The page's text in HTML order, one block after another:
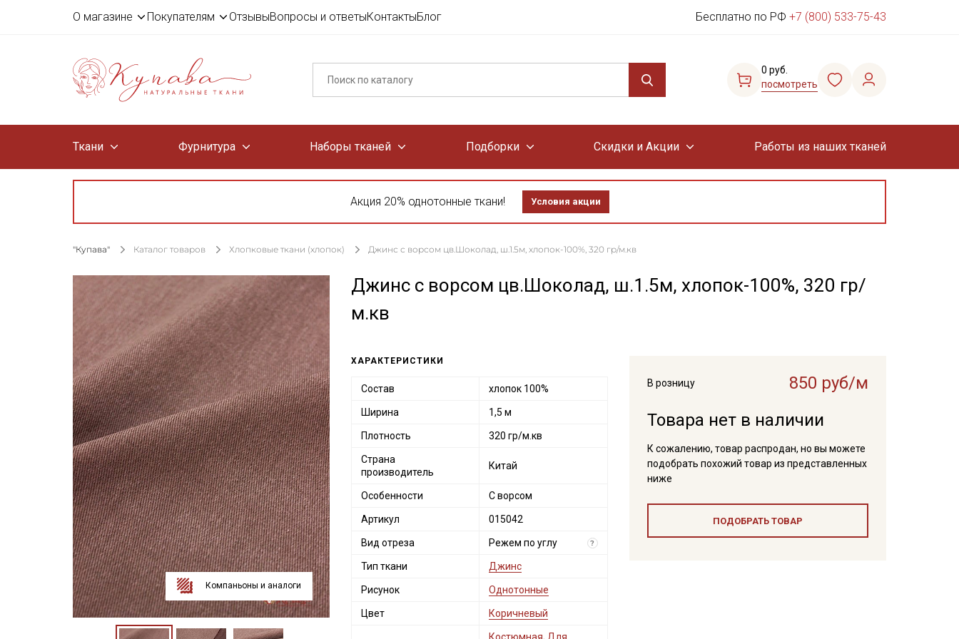
О магазине Покупателям ОтзывыВопросы и ответыКонтактыБлог Бесплатно по РФ +7 (800) 533-75-43
0 руб.
посмотреть
Ткани Фурнитура Наборы тканей Подборки Скидки и Акции Работы из наших тканей
Акция 20% однотонные ткани! Условия акции
"Купава" Каталог товаров Хлопковые ткани (хлопок) Джинс с ворсом цв.Шоколад, ш.1.5м, хлопок-100%, 320 гр/м.кв
Компаньоны и аналоги
Джинс с ворсом цв.Шоколад, ш.1.5м, хлопок-100%, 320 гр/
м.кв
В розницу
850 руб/м
Товара нет в наличии
К сожалению, товар распродан, но вы можете
подобрать похожий товар из представленных
ниже
ПОДОБРАТЬ ТОВАР
ХАРАКТЕРИСТИКИ
Состав хлопок 100%
Ширина 1,5 м
Плотность 320 гр/м.кв
Страна
производитель
Китай
Особенности С ворсом
Артикул 015042
Вид отреза Режем по углу ?
Тип ткани Джинс
Рисунок Однотонные
Цвет Коричневый